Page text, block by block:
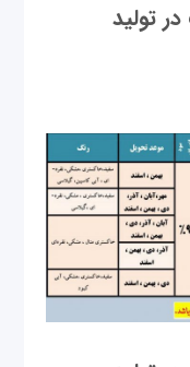
تولید